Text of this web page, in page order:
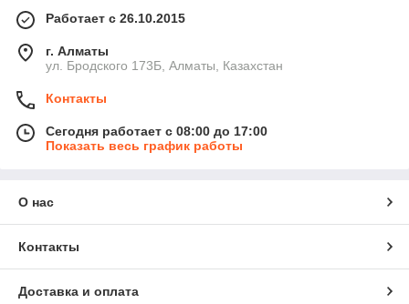
Работает с 26.10.2015
г. Алматы
ул. Бродского 173Б, Алматы, Казахстан
Контакты
Сегодня работает с 08:00 до 17:00
Показать весь график работы
О нас
Контакты
Доставка и оплата